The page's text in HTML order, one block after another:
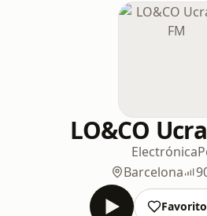
LO&CO
Electrónica
Barcelona